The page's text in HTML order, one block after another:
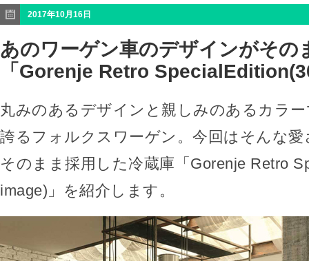
2017年10月16日
あのワーゲン車のデザインがその
「Gorenje Retro
丸みのあるデザインと親しみのあるカラ
誇るフォルクスワーゲン。今回はそんな
そのまま採用した冷蔵庫「Gorenje Retro
image)」を紹介します。